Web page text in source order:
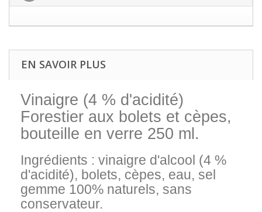
EN SAVOIR PLUS
Vinaigre (4 % d'acidité)
Forestier aux bolets et cèpes,
bouteille en verre 250 ml.
Ingrédients : vinaigre d'alcool (4 %
d'acidité), bolets, cèpes, eau, sel
gemme 100% naturels, sans
conservateur.